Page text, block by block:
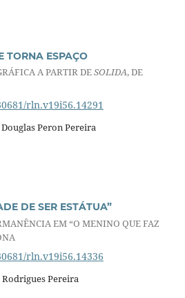
TORNA ESPAÇO
A PARTIR DESOLIDA, DE
rln.v19i56.14291
Peron Pereira
DE SER ESTÁTUA”
EM “O MENINO QUE FAZ
rln.v19i56.14336
Pereira